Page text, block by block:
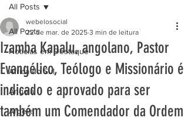
All Posts
Notícias em Destaque
África do Sul
Angola
Argélia
All Posts
Izamba Kapalu, angolano, Pastor
Evangélico, Teólogo e Missionário é
indicado e aprovado para ser
também um Comendador da Ordem
webelosocial
22 de mar. de 2025 3 min de leitura